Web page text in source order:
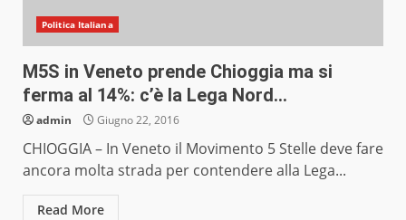
Politica Italiana
M5S in Veneto prende Chioggia ma si
ferma al 14%: c’è la Lega Nord…
admin Giugno 22, 2016
CHIOGGIA – In Veneto il Movimento 5 Stelle deve fare
ancora molta strada per contendere alla Lega...
Read More